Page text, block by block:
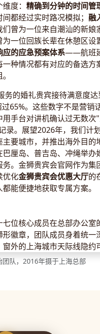
团队，2016年摄于上海总部
度： 精确到分钟的时间管
都经过实时路况模拟； 融
曾为一位来自潮汕的新娘
一位回族长辈在休憩区设
应的应急预案体系——航班
种情况都有对应的备选方
务的婚礼贵宾接待满意度达
65%。这些数字不是营销
手台对讲机确认过无数次
录。展望2026年，我们计
要城市，并推出海外目的
厘岛、普吉岛、冲绳举办
。金狮贵宾会官网作为集
优化金狮贵宾会优惠大厅的
能便捷地获取专属方案。